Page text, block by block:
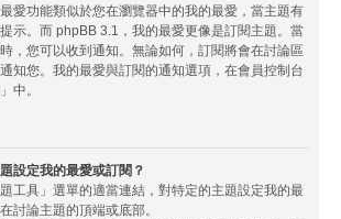
愛功能類似於您在瀏覽器中的我的最愛，當主題有
示。而 phpBB 3.1，我的最愛更像是訂閱主題。當
，您可以收到通知。無論如何，訂閱將會在討論區
知您。我的最愛與訂閱的通知選項，在會員控制台
中。
設定我的最愛或訂閱？
工具」選單的適當連結，對特定的主題設定我的最
討論主題的頂端或底部。